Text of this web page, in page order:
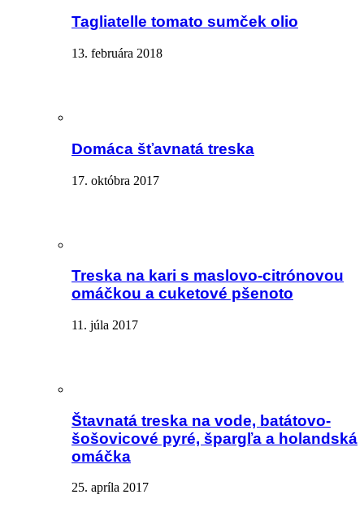
Tagliatelle tomato sumček olio
13. februára 2018
Domáca šťavnatá treska
17. októbra 2017
Treska na kari s maslovo-citrónovou
omáčkou a cuketové pšenoto
11. júla 2017
Štavnatá treska na vode, batátovo-
šošovicové pyré, špargľa a holandská
omáčka
25. apríla 2017